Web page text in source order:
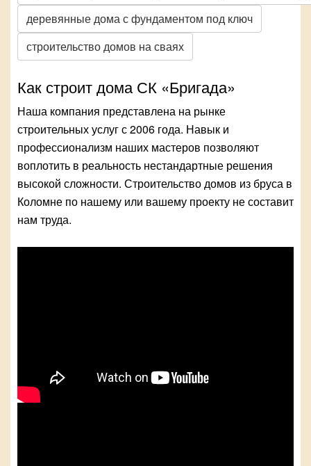
деревянные дома с фундаментом под ключ
строительство домов на сваях
Как строит дома СК «Бригада»
Наша компания представлена на рынке
строительных услуг с 2006 года. Навык и
профессионализм наших мастеров позволяют
воплотить в реальность нестандартные решения
высокой сложности. Строительство домов из бруса в
Коломне по нашему или вашему проекту не составит
нам труда.